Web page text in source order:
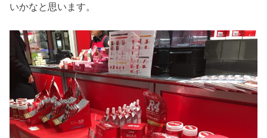
いかなと思います。